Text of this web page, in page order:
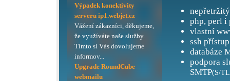
php, perl i
vlastní
ssh přístup
databáze
podpora
SMTP(S/
Výpadek konektivity
serveru ip1.webjet.cz
Vážení zákazníci, děkujeme,
že využíváte naše služby.
Tímto si Vás dovolujeme
informov...
Upgrade RoundCube
webmailu